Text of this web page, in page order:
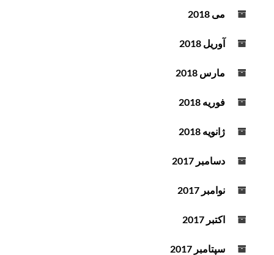
می 2018
آوریل 2018
مارس 2018
فوریه 2018
ژانویه 2018
دسامبر 2017
نوامبر 2017
اکتبر 2017
سپتامبر 2017